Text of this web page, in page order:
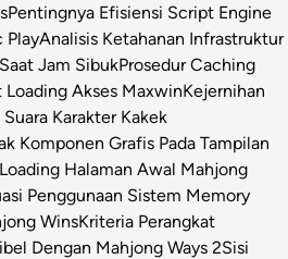
Pentingnya Efisiensi Script Engine
PlayAnalisis Ketahanan Infrastruktur
Jam SibukProsedur Caching
Akses MaxwinKejernihan
Karakter Kakek
Komponen Grafis Pada Tampilan
Halaman Awal Mahjong
Penggunaan Sistem Memory
WinsKriteria Perangkat
Dengan Mahjong Ways 2Sisi